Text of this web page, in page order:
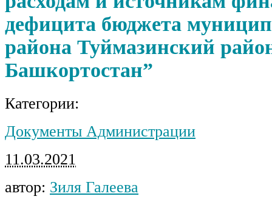
дефицита бюджета
района Туймазинский
Башкортостан”
Категории:
Документы Администрации
11.03.2021
автор: Зиля Галеева